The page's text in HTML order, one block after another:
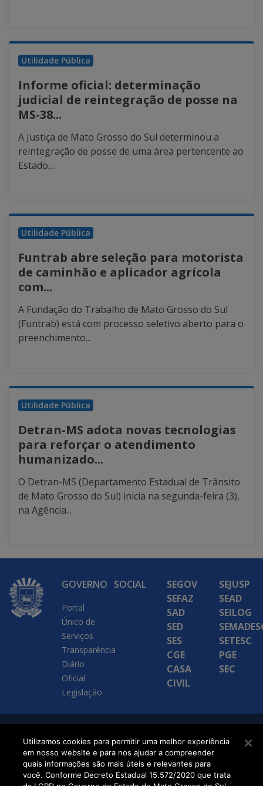
Utilidade Pública
Informe oficial: determinação
judicial de reintegração de posse na
MS-38...
A Justiça de Mato Grosso do Sul determinou a
reintegração de posse de uma área pertencente ao
Estado,...
Utilidade Pública
Funtrab abre seleção para motorista
de caminhão e aplicador agrícola
com...
A Fundação do Trabalho de Mato Grosso do Sul
(Funtrab) está com processo seletivo aberto para o
preenchimento...
Utilidade Pública
Detran-MS adota novas tecnologias
para reforçar o atendimento
humanizado...
O Detran-MS (Departamento Estadual de Trânsito
de Mato Grosso do Sul) inicia na segunda-feira (3),
na Agência...
GOVERNO
Portal
Único de
Serviços
Transparência
Diário
Oficial
Legislação
SOCIAL
SEGOV
SEFAZ
SAD
SED
SES
CGE
CASA
CIVIL
SEJUSP
SEAD
SEILOG
SETESC
PGE
SEC
SETDIG | Secretaria-
Executiva de
Transformação Digital
Utilizamos cookies para permitir uma melhor experiência
em nosso website e para nos ajudar a compreender
quais informações são mais úteis e relevantes para
você. Conforme Decreto Estadual 15.572/2020 que trata